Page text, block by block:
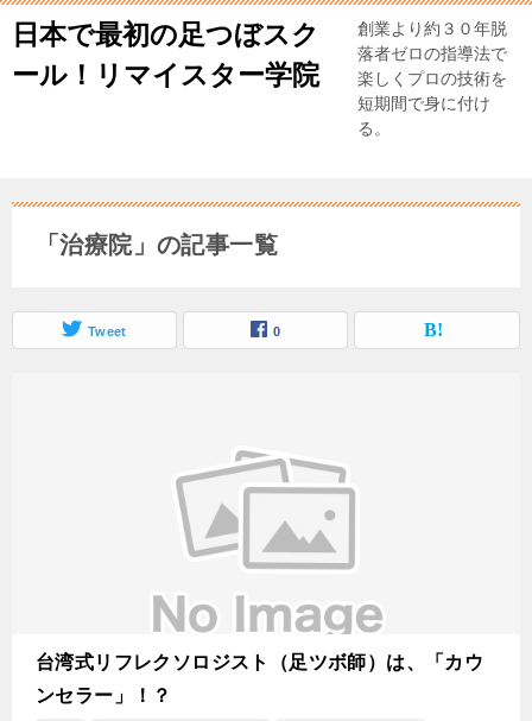
日本で最初の足つぼスク
ール！リマイスター学院
創業より約３０年脱
落者ゼロの指導法で
楽しくプロの技術を
短期間で身に付け
る。
「治療院」の記事一覧
Tweet 0
台湾式リフレクソロジスト（足ツボ師）は、「カウ
ンセラー」！？